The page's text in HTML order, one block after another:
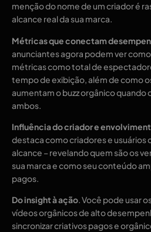
menção do nome de um criador é
alcance real da sua marca.
Métricas que conectam
anunciantes agora podem ver
métricas como total de
tempo de exibição, além de como
aumentam o buzz orgânico
ambos.
Influência do criador e
destaca como criadores e usuários
alcance – revelando quem são os
sua marca e como seu conteúdo
pagos.
Do insight à ação. Você pode usar
vídeos orgânicos de alto
sincronizar criativos pagos e